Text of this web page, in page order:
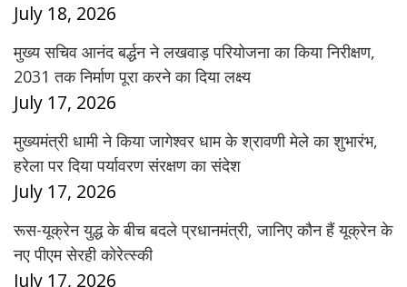
July 18, 2026
मुख्य सचिव आनंद बर्द्धन ने लखवाड़ परियोजना का किया निरीक्षण,
2031 तक निर्माण पूरा करने का दिया लक्ष्य
July 17, 2026
मुख्यमंत्री धामी ने किया जागेश्वर धाम के श्रावणी मेले का शुभारंभ,
हरेला पर दिया पर्यावरण संरक्षण का संदेश
July 17, 2026
रूस-यूक्रेन युद्ध के बीच बदले प्रधानमंत्री, जानिए कौन हैं यूक्रेन के
नए पीएम सेरही कोरेत्स्की
July 17, 2026